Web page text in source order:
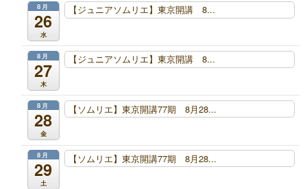
8月
26
水
【ジュニアソムリエ】東京開講 8...
8月
27
木
【ジュニアソムリエ】東京開講 8...
8月
28
金
【ソムリエ】東京開講77期 8月28...
8月
29
土
【ソムリエ】東京開講77期 8月28...